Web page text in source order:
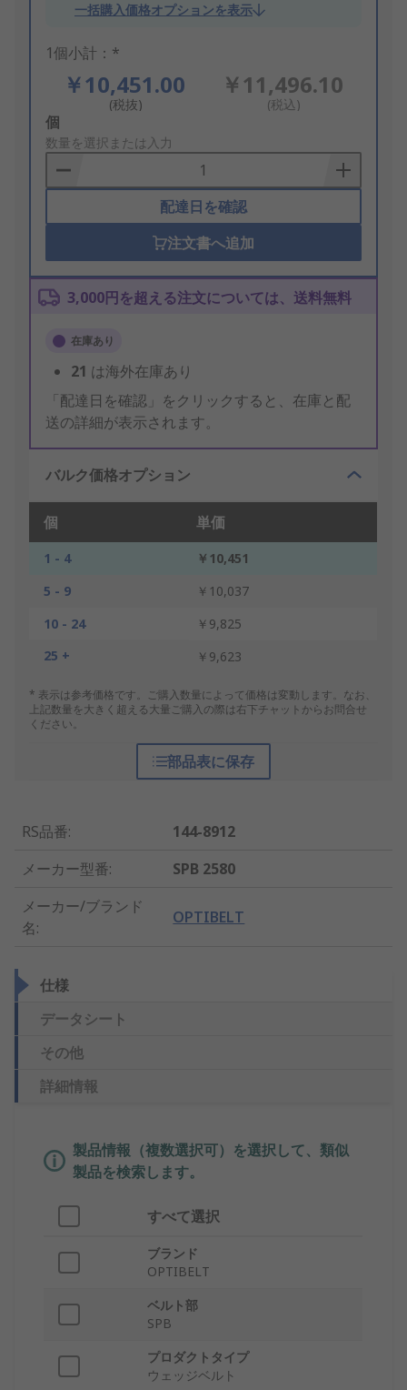
一括購入価格オプションを表示
1個小計：*
￥10,451.00
(税抜)
￥11,496.10
(税込)
Add
to
Basket
個
数量を選択または入力
配達日を確認
注文書へ追加
3,000円を超える注文については、送料無料
在庫あり
21 は海外在庫あり
「配達日を確認」をクリックすると、在庫と配
送の詳細が表示されます。
バルク価格オプション
個 単価
1 - 4
￥10,451
5 - 9
￥10,037
10 - 24
￥9,825
25 +
￥9,623
* 表示は参考価格です。ご購入数量によって価格は変動します。なお、
上記数量を大きく超える大量ご購入の際は右下チャットからお問合せ
ください。
部品表に保存
RS品番:
144-8912
メーカー型番:
SPB 2580
メーカー/ブランド
名:
OPTIBELT
仕様
データシート
その他
詳細情報
製品情報（複数選択可）を選択して、類似
製品を検索します。
すべて選択
ブランド
OPTIBELT
ベルト部
SPB
プロダクトタイプ
ウェッジベルト